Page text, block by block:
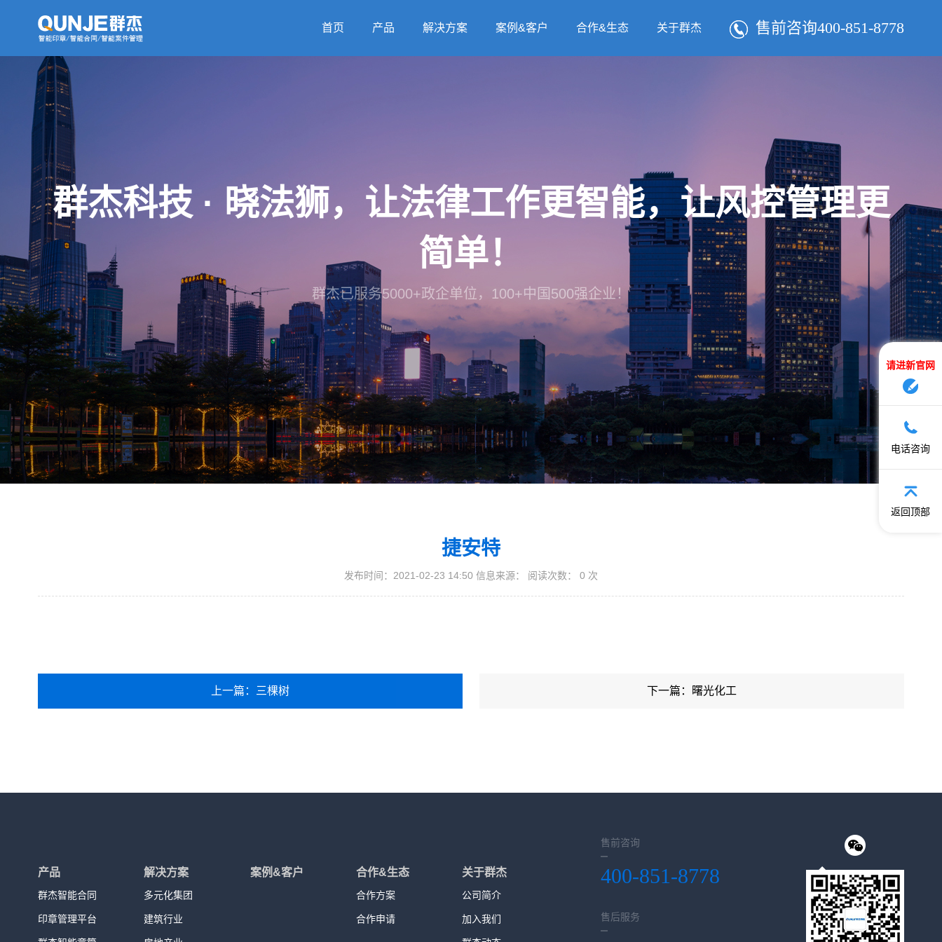
售前咨询400-851-8778
首页 产品 解决方案 案例&客户 合作&生态 关于群杰
群杰科技 · 晓法狮，让法律工作更智能，让风控管理更
简单！
群杰已服务5000+政企单位，100+中国500强企业！
捷安特
发布时间：2021-02-23 14:50 信息来源： 阅读次数： 0 次
上一篇：三棵树 下一篇：曙光化工
产品
群杰智能合同
印章管理平台
解决方案
多元化集团
建筑行业
案例&客户 合作&生态
合作方案
合作申请
关于群杰
公司简介
加入我们
售前咨询
400-851-8778
售后服务
请进新官网
电话咨询
返回顶部